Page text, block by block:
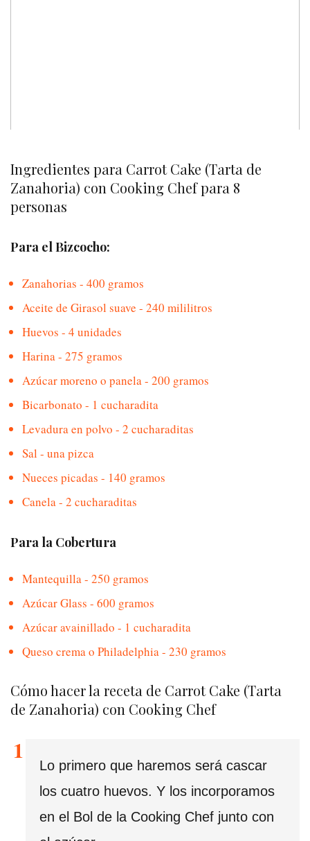
Ingredientes para Carrot Cake (Tarta de
Zanahoria) con Cooking Chef para 8
personas
Para el Bizcocho:
Zanahorias - 400 gramos
Aceite de Girasol suave - 240 mililitros
Huevos - 4 unidades
Harina - 275 gramos
Azúcar moreno o panela - 200 gramos
Bicarbonato - 1 cucharadita
Levadura en polvo - 2 cucharaditas
Sal - una pizca
Nueces picadas - 140 gramos
Canela - 2 cucharaditas
Para la Cobertura
Mantequilla - 250 gramos
Azúcar Glass - 600 gramos
Azúcar avainillado - 1 cucharadita
Queso crema o Philadelphia - 230 gramos
Cómo hacer la receta de Carrot Cake (Tarta
de Zanahoria) con Cooking Chef
Lo primero que haremos será cascar
los cuatro huevos. Y los incorporamos
en el Bol de la Cooking Chef junto con